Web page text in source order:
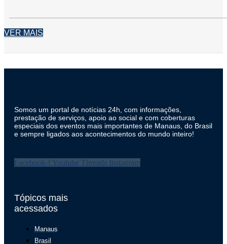
VER MAIS
Somos um portal de notícias 24h, com informações,
prestação de serviços, apoio ao social e com coberturas
especiais dos eventos mais importantes de Manaus, do Brasil
e sempre ligados aos acontecimentos do mundo inteiro!
Facebook-f Youtube Threads Instagram
Tópicos mais
acessados
Manaus
Brasil